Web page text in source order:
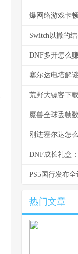
爆网络游戏卡
Switch以撒的
DNF多开怎么
塞尔达电塔解
荒野大镖客下
魔兽全球丢帧
刚进塞尔达怎
DNF成长礼盒
PS5国行发布
热门文章